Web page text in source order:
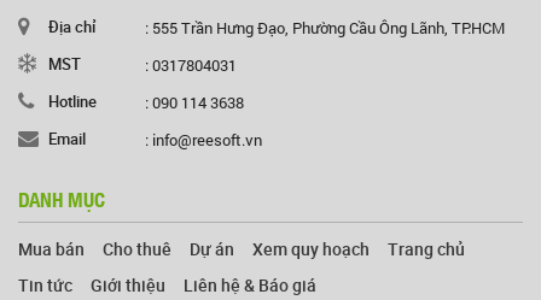
Địa chỉ
: 555 Trần Hưng Đạo, Phường Cầu Ông Lãnh, TP.HCM
MST
: 0317804031
Hotline
: 090 114 3638
Email
: info@reesoft.vn
DANH MỤC
Mua bán Cho thuê Dự án Xem quy hoạch
Trang chủ
Tin tức
Giới thiệu Liên hệ & Báo giá